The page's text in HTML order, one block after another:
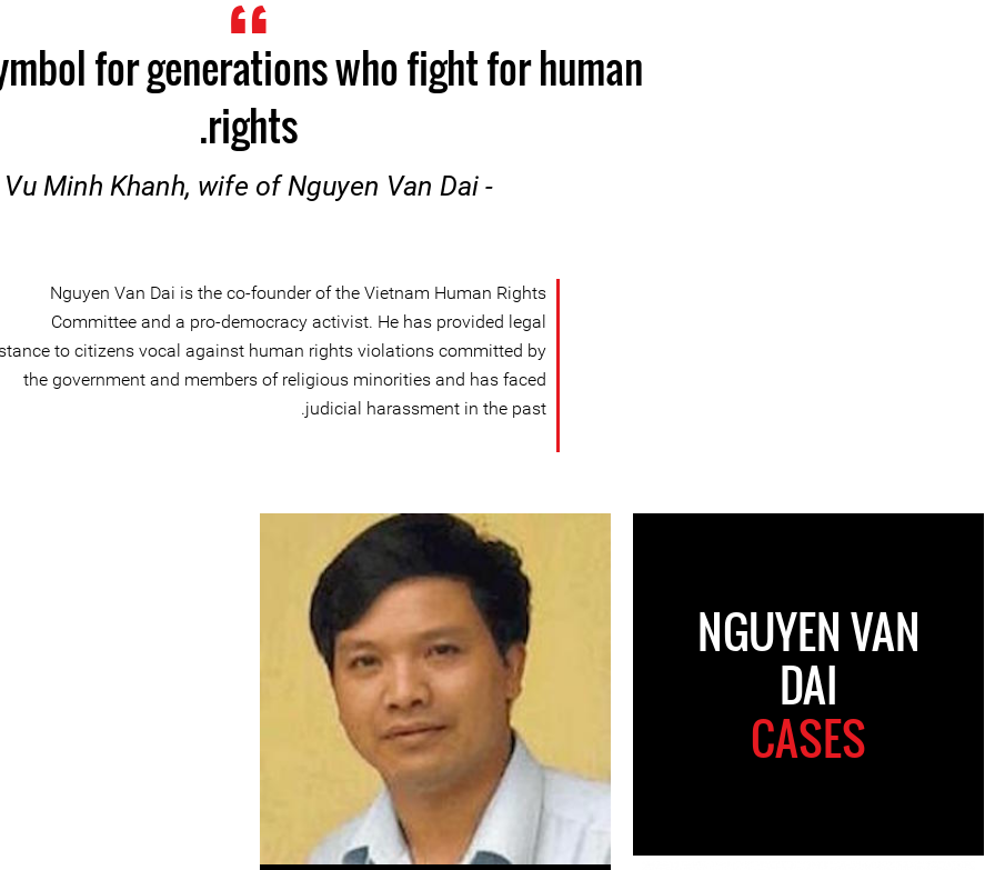
for generations who fight for human
rights.
- Vu Minh Khanh, wife of Nguyen Van Dai
Nguyen Van Dai is the co-founder of the Vietnam Human Rights
Committee and a pro-democracy activist. He has provided legal
to citizens vocal against human rights violations committed by
the government and members of religious minorities and has faced
judicial harassment in the past.
NGUYEN VAN
DAI
CASES